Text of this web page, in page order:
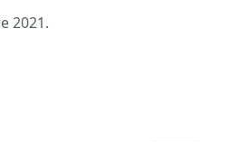
2021.